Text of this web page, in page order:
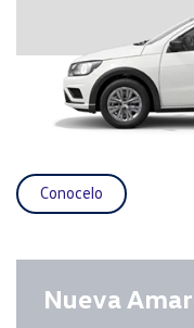
Conocelo
Nueva
Descubrinos
Quienes
Somos
Dónde
Contactanos